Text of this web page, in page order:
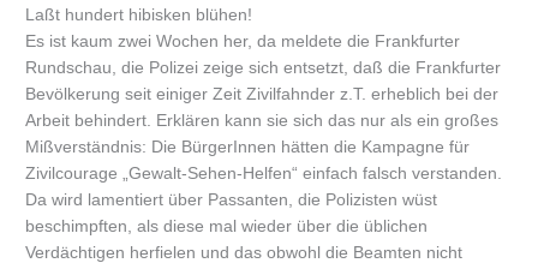
Laßt hundert hibisken blühen!
Es ist kaum zwei Wochen her, da meldete die Frankfurter
Rundschau, die Polizei zeige sich entsetzt, daß die Frankfurter
Bevölkerung seit einiger Zeit Zivilfahnder z.T. erheblich bei der
Arbeit behindert. Erklären kann sie sich das nur als ein großes
Mißverständnis: Die BürgerInnen hätten die Kampagne für
Zivilcourage „Gewalt-Sehen-Helfen“ einfach falsch verstanden.
Da wird lamentiert über Passanten, die Polizisten wüst
beschimpften, als diese mal wieder über die üblichen
Verdächtigen herfielen und das obwohl die Beamten nicht